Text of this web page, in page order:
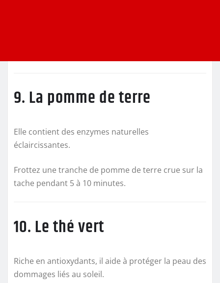
9. La pomme de terre
Elle contient des enzymes naturelles
éclaircissantes.
Frottez une tranche de pomme de terre crue sur la
tache pendant 5 à 10 minutes.
10. Le thé vert
Riche en antioxydants, il aide à protéger la peau des
dommages liés au soleil.